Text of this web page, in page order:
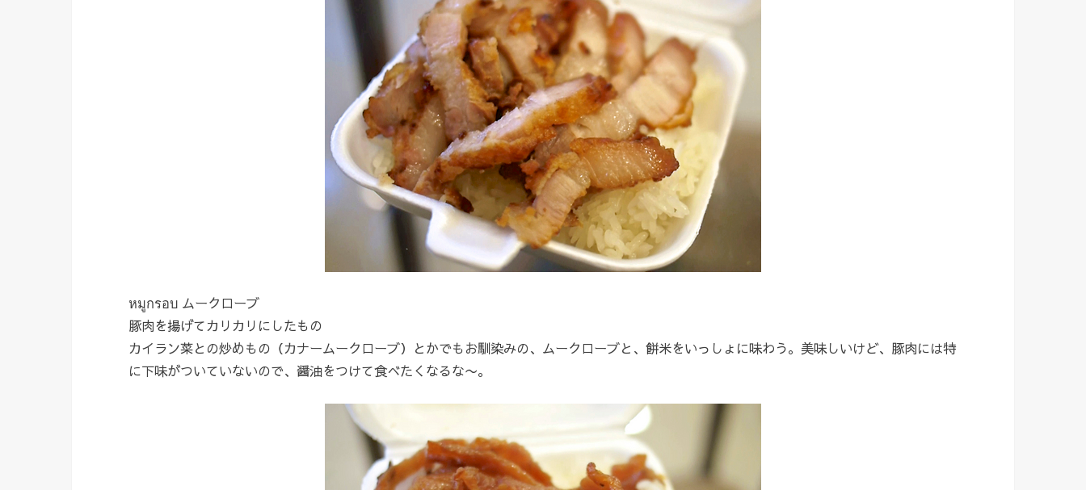
หมูกรอบ ムークローブ
豚肉を揚げてカリカリにしたもの
カイラン菜との炒めもの（カナームークローブ）とかでもお馴染みの、ムークローブと、餅米をいっしょに味わう。美味しいけど、豚肉には特
に下味がついていないので、醤油をつけて食べたくなるな〜。